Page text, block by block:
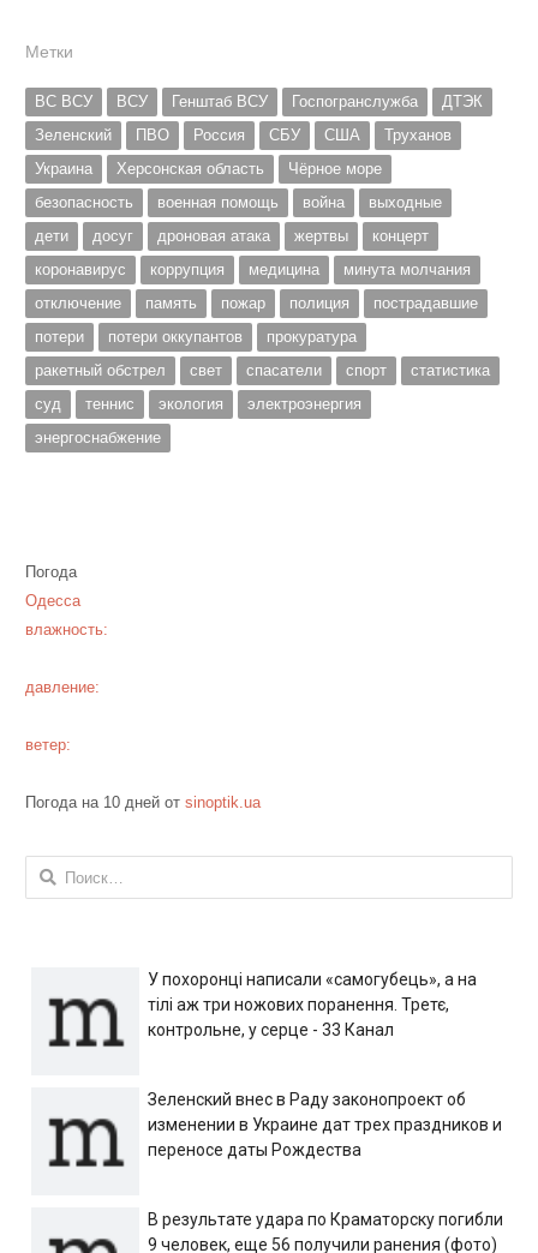
Метки
ВС ВСУ ВСУ Генштаб ВСУ Госпогранслужба
ДТЭК
Зеленский
ПВО Россия СБУ США
Труханов
Украина
Херсонская область
Чёрное море
безопасность
военная помощь война
выходные
дети
досуг дроновая атака жертвы
концерт
коронавирус
коррупция медицина
минута молчания
отключение
память пожар полиция
пострадавшие
потери
потери оккупантов
прокуратура
ракетный обстрел
свет спасатели спорт
статистика
суд
теннис экология
электроэнергия
энергоснабжение
Погода
Одесса
влажность:
давление:
ветер:
Погода на 10 дней от sinoptik.ua
Найти:
У похоронці написали «самогубець», а на
тілі аж три ножових поранення. Третє,
контрольне, у серце - 33 Канал
Зеленский внес в Раду законопроект об
изменении в Украине дат трех праздников и
переносе даты Рождества
В результате удара по Краматорску погибли
9 человек, еще 56 получили ранения (фото)